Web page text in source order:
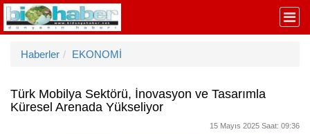
Haberler EKONOMİ
Türk Mobilya Sektörü, İnovasyon ve Tasarımla
Küresel Arenada Yükseliyor
15 Mayıs 2025 Saat: 09:36